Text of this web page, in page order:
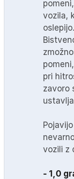
vozila,
oslepijo.
pri
zavoro
vozili z
- 1,0